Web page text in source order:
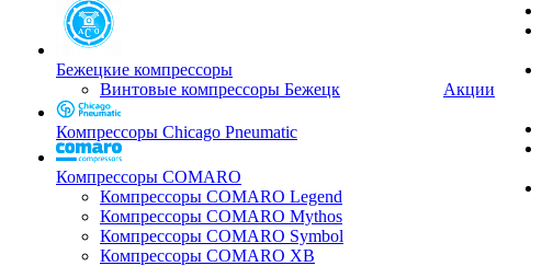
Бежецкие компрессоры
Винтовые компрессоры Бежецк
Компрессоры Chicago Pneumatic
Компрессоры COMARO
Компрессоры COMARO Legend
Компрессоры COMARO Mythos
Компрессоры COMARO Symbol
Компрессоры COMARO XB
Акции